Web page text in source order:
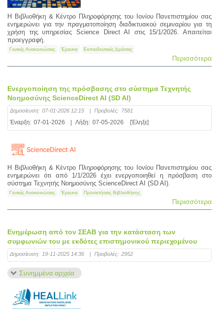
Η Βιβλιοθήκη & Κέντρο Πληροφόρησης του Ιονίου Πανεπιστημίου σας
ενημερώνει για την πραγματοποίηση διαδικτυακού σεμιναρίου για τη
χρήση της υπηρεσίας Science Direct AI στις 15/1/2026. Απαιτείται
προεγγραφή.
Γενικές Ανακοινώσεις Έρευνα Εκπαιδευτικές Δράσεις
Περισσότερα
Eνεργοποίηση της πρόσβασης στο σύστημα Τεχνητής
Νοημοσύνης ScienceDirect AI (SD AI)
Δημοσίευση: 07-01-2026 12:15 | Προβολές: 7581
Έναρξη: 07-01-2026 Λήξη: 07-05-2026 [Έληξε]
Η Βιβλιοθήκη & Κέντρο Πληροφόρησης του Ιονίου Πανεπιστημίου σας
ενημερώνει ότι από 1/1/2026 έχει ενεργοποιηθεί η πρόσβαση στο
σύστημα Τεχνητής Νοημοσύνης ScienceDirect AI (SD AI).
Γενικές Ανακοινώσεις Έρευνα Προσκτήσεις Βιβλιοθήκης
Περισσότερα
Ενημέρωση από τον ΣΕΑΒ για την κατάσταση των
συμφωνιών του με εκδότες επιστημονικού περιεχομένου
Δημοσίευση: 19-11-2025 14:36 Προβολές: 2952
Συνημμένα αρχεία